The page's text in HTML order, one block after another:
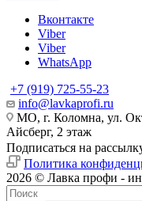
Вконтакте
Viber
Viber
WhatsApp
+7 (919) 725-55-23
info@lavkaprofi.ru
МО, г. Коломна, ул.
Айсберг, 2 этаж
Подписаться на
Политика
2026 © Лавка профи -